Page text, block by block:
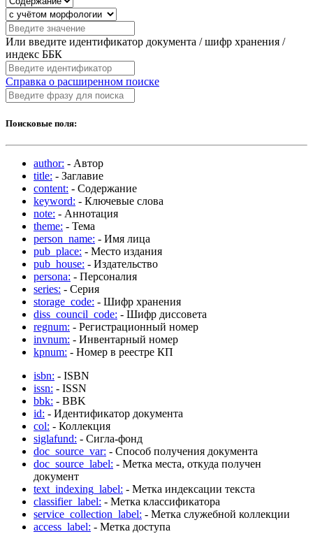
Или введите идентификатор документа / шифр хранения /
индекс ББК
Справка о расширенном поиске
Поисковые поля:
author: - Автор
title: - Заглавие
content: - Содержание
keyword: - Ключевые слова
note: - Аннотация
theme: - Тема
person_name: - Имя лица
pub_place: - Место издания
pub_house: - Издательство
persona: - Персоналия
series: - Серия
storage_code: - Шифр хранения
diss_council_code: - Шифр диссовета
regnum: - Регистрационный номер
invnum: - Инвентарный номер
kpnum: - Номер в реестре КП
isbn: - ISBN
issn: - ISSN
bbk: - BBK
id: - Идентификатор документа
col: - Коллекция
siglafund: - Сигла-фонд
doc_source_var: - Способ получения документа
doc_source_label: - Метка места, откуда получен
документ
text_indexing_label: - Метка индексации текста
classifier_label: - Метка классификатора
service_collection_label: - Метка служебной коллекции
access_label: - Метка доступа